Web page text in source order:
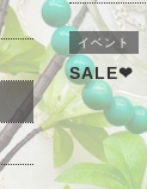
イベント
SALE❤